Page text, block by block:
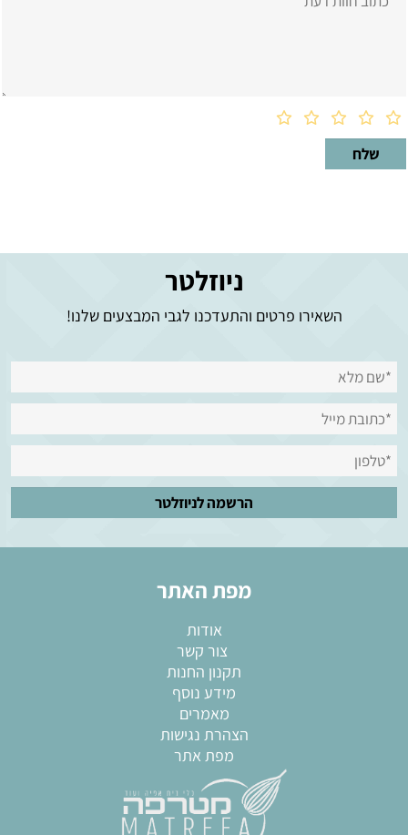
ניוזלטר
השאירו פרטים והתעדכנו לגבי המבצעים שלנו!
מפת האתר
אודות
צור קשר
תקנון החנות
מידע נוסף
מאמרים
הצהרת נגישות
מפת אתר